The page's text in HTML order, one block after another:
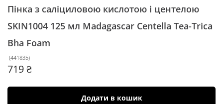
Пінка з саліциловою кислотою і центелою
SKIN1004 125 мл Madagascar Centella Tea-Trica
Bha Foam
(441835)
719 ₴
Додати в кошик